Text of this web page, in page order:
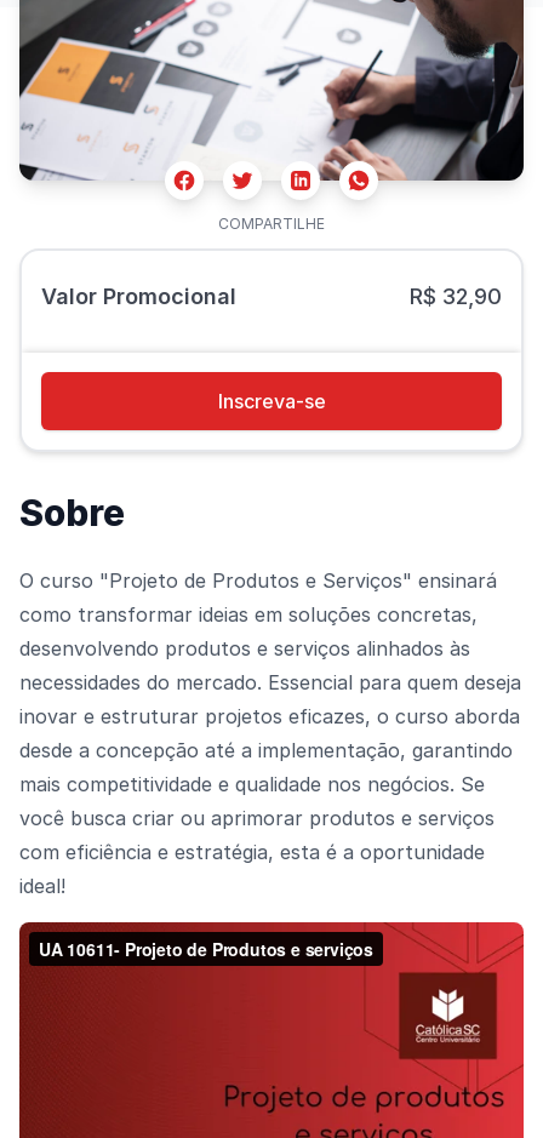
FacebookTwitterLinkedinWhatsapp
COMPARTILHE
Valor Promocional R$ 32,90
Inscreva-se
Sobre
O curso "Projeto de Produtos e Serviços" ensinará
como transformar ideias em soluções concretas,
desenvolvendo produtos e serviços alinhados às
necessidades do mercado. Essencial para quem deseja
inovar e estruturar projetos eficazes, o curso aborda
desde a concepção até a implementação, garantindo
mais competitividade e qualidade nos negócios. Se
você busca criar ou aprimorar produtos e serviços
com eficiência e estratégia, esta é a oportunidade
ideal!